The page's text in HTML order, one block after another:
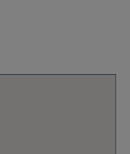
à Montagny, située
liés et de bureaux
d'environ 1 000 m² +